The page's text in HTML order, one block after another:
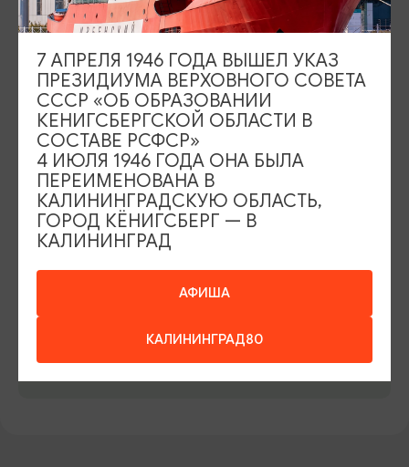
пос. Некрасово, ул. Центральная (ориентир - замок «Шаакен»),
Показать на карте
СТОИМОСТЬ
Экскурсия с дегустацией: Взрослый — 5ОО руб.,
детский — 4ОО руб., *дети до 3х лет бесплатно
РЕЖИМ РАБОТЫ
Ежедневно с 9.00 до 19.00
КОНТАКТЫ
+7 (921) 007-07-47
АФИША
КАЛИНИНГРАД80
7 АПРЕЛЯ 1946 ГОДА ВЫШЕЛ УКАЗ
ПРЕЗИДИУМА ВЕРХОВНОГО СОВЕТА
СССР «ОБ ОБРАЗОВАНИИ
КЕНИГСБЕРГСКОЙ ОБЛАСТИ В
СОСТАВЕ РСФСР»
4 ИЮЛЯ 1946 ГОДА ОНА БЫЛА
ПЕРЕИМЕНОВАНА В
КАЛИНИНГРАДСКУЮ ОБЛАСТЬ,
ГОРОД КЁНИГСБЕРГ — В
КАЛИНИНГРАД